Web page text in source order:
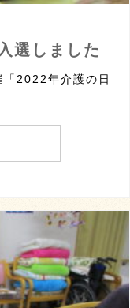
選しました
2022年介護の日